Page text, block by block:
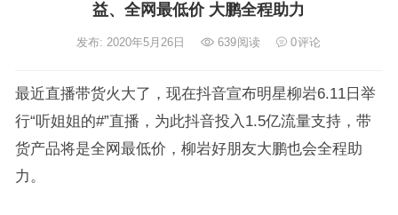
益、全网最低价 大鹏全程助力
发布: 2020年5月26日 639阅读 0评论
最近直播带货火大了，现在抖音宣布明星柳岩6.11日举
行“听姐姐的#”直播，为此抖音投入1.5亿流量支持，带
货产品将是全网最低价，柳岩好朋友大鹏也会全程助
力。